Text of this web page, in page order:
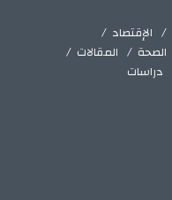
الإقتصاد
الصحة
المقالات
دراسات